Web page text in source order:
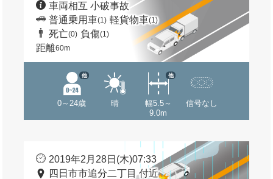
車両相互 小破事故
普通乗用車(1) 軽貨物車(1)
死亡(0) 負傷(1)
距離60m
0～24歳
他
晴
幅5.5～
9.0m
他
信号なし
2019年2月28日(木)07:33
四日市市追分二丁目 付近